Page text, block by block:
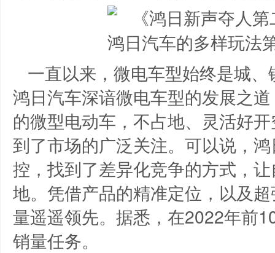
一直以来，微电车型始终是城
鸿日汽车深谙微电车型的发展之
的微型电动车，不占地、灵活好
到了市场的广泛关注。可以说，
控，找到了差异化竞争的方式，
地。凭借产品的精准定位，以及
量遥遥领先。据悉，在2022年前
销量任务。